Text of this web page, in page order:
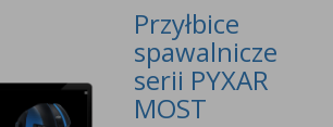
Przyłbice
spawalnicze
serii PYXAR
MOST